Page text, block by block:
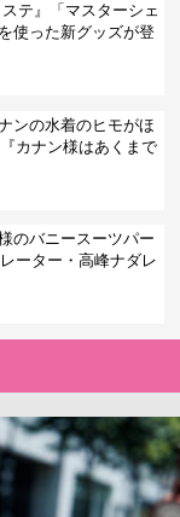
ステ』「マスターシェ
使った新グッズが登
ンの水着のヒモがほ
カナン様はあくまで
のバニースーツパー
ーター・高峰ナダレ